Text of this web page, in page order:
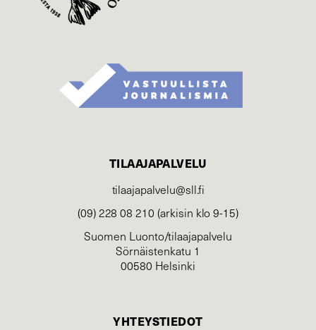
TILAAJAPALVELU
tilaajapalvelu@sll.fi
(09) 228 08 210 (arkisin klo 9-15)
Suomen Luonto/tilaajapalvelu
Sörnäistenkatu 1
00580 Helsinki
YHTEYSTIEDOT